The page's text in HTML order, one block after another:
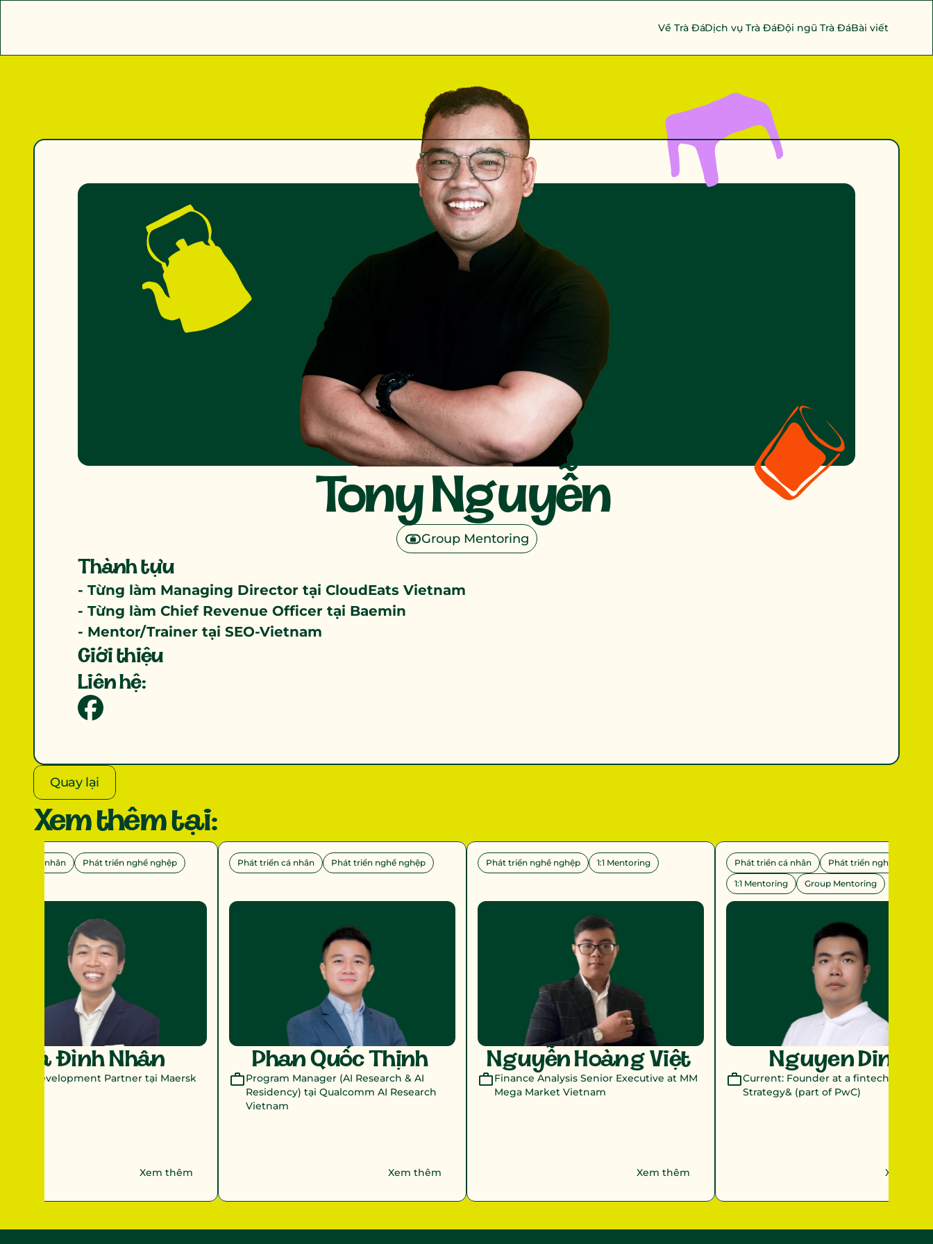
Về Trà ĐáDịch vụ Trà ĐáĐội ngũ Trà ĐáBài viết
Tony Nguyễn
Group Mentoring
Thành tựu
- Từng làm Managing Director tại CloudEats Vietnam
- Từng làm Chief Revenue Officer tại Baemin
- Mentor/Trainer tại SEO-Vietnam
Giới thiệu
Liên hệ:
Quay lại
Xem thêm tại:
triển cá nhân Phát triển nghề nghệp
Hà Đình Nhân
Development Partner tại Maersk
Xem thêm
Phát triển cá nhân Phát triển nghề nghệp
Phan Quốc Thịnh
Program Manager (AI Research & AI
Residency) tại Qualcomm AI Research
Vietnam
Xem thêm
Phát triển nghề nghệp 1:1 Mentoring
Nguyễn Hoàng Việt
Finance Analysis Senior Executive at MM
Mega Market Vietnam
Xem thêm
Phát triển cá nhân
Phát triển nghề nghệp
1:1 Mentoring
Group Mentoring
Nguyen Dinh
Current: Founder at a fintech, ex
Strategy& (part of PwC)
Xem